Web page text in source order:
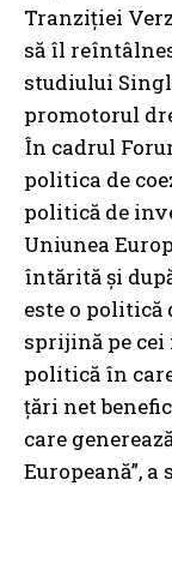
Tranziției
să îl
studiului
promotorul
În cadrul
politica de
politică de
Uniunea
întărită și
este o politică
sprijină pe cei
politică în
țări net
care
Europeană”, a